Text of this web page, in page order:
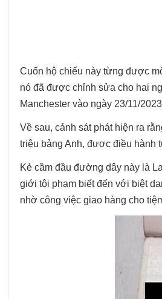
Cuốn hộ chiếu này từng được
nó đã được chỉnh sửa cho hai
Manchester vào ngày 23/11/
Về sau, cảnh sát phát hiện ra
triệu bảng Anh, được điều hành
Kẻ cầm đầu đường dây này là
giới tội phạm biết đến với biệt
nhờ công việc giao hàng cho